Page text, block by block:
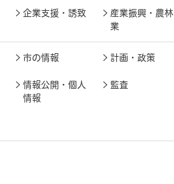
企業支援・誘致
産業振興・農林
業
市の情報 計画・政策
情報公開・個人
情報
監査